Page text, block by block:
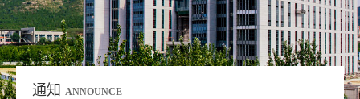
通知 ANNOUNCE